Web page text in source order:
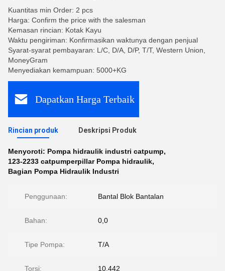
Kuantitas min Order: 2 pcs
Harga: Confirm the price with the salesman
Kemasan rincian: Kotak Kayu
Waktu pengiriman: Konfirmasikan waktunya dengan penjual
Syarat-syarat pembayaran: L/C, D/A, D/P, T/T, Western Union,
MoneyGram
Menyediakan kemampuan: 5000+KG
Dapatkan Harga Terbaik
Rincian produk Deskripsi Produk
Menyoroti: Pompa hidraulik industri catpump,
123-2233 catpumperpillar Pompa hidraulik,
Bagian Pompa Hidraulik Industri
Penggunaan: Bantal Blok Bantalan
Bahan: 0,0
Tipe Pompa: T/A
Torsi: 10.442